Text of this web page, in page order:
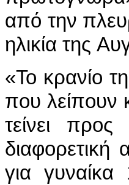
από την
ηλικία της
«Το κρανίο
που λείπουν
τείνει προς
για